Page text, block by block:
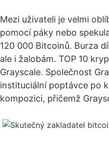
Mezi uživateli je velmi
pomocí páky nebo
120 000 Bitcoinů. Burza
ale i žalobám. TOP 10
Grayscale. Společnost
instituciální poptávce po
kompozici, přičemž